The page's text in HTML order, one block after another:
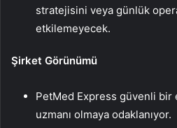
stratejisini veya günlük
etkilemeyecek.
Şirket Görünümü
PetMed Express güvenli bir
uzmanı olmaya odaklanıyor.